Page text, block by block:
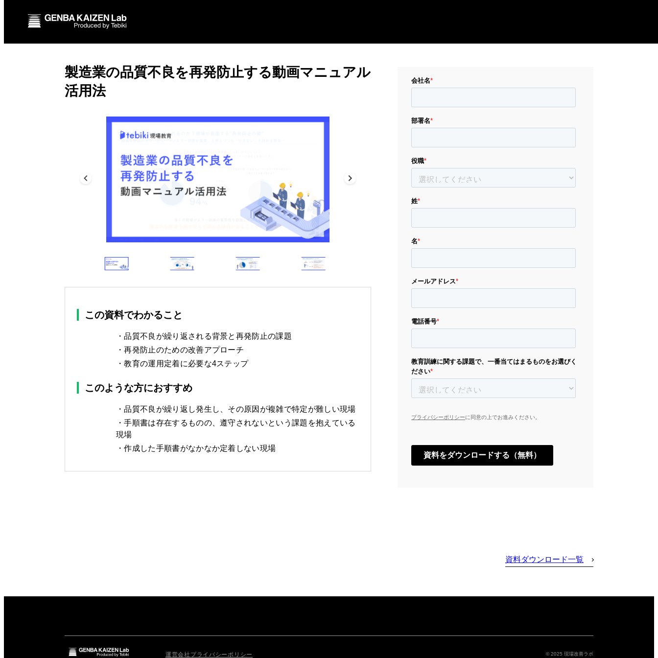
製造業の品質不良を再発防止する動画マニュアル
活用法
この資料でわかること
品質不良が繰り返される背景と再発防止の課題
再発防止のための改善アプローチ
教育の運用定着に必要な4ステップ
このような方におすすめ
品質不良が繰り返し発生し、その原因が複雑で特定が難しい現場
手順書は存在するものの、遵守されないという課題を抱えている
現場
作成した手順書がなかなか定着しない現場
資料ダウンロード一覧
運営会社 プライバシーポリシー © 2025 現場改善ラボ